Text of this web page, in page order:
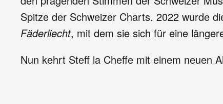
Spitze der Schweizer Charts. 2022 wurde
Fäderliecht, mit dem sie sich für eine
Nun kehrt Steff la Cheffe mit einem neuen